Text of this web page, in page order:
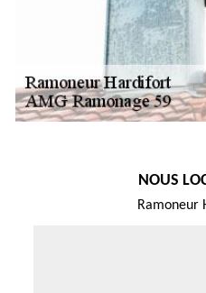
NOUS
Ramoneur